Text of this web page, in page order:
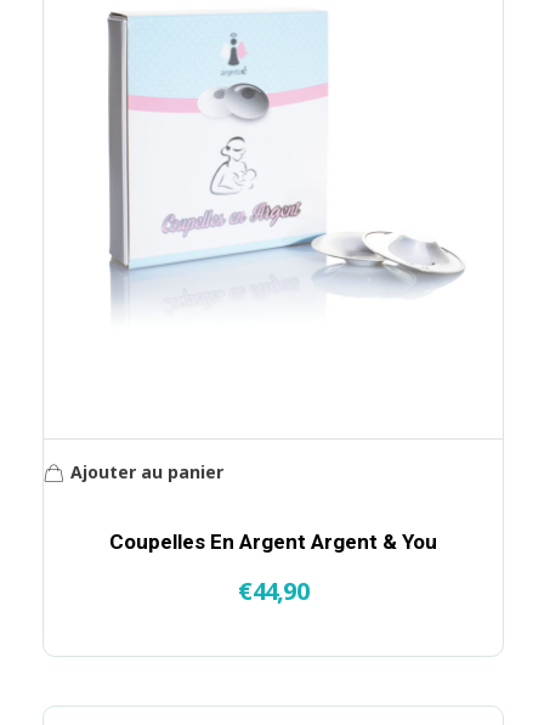
Coupelles En Argent Argent & You
€44,90
Ajouter au panier